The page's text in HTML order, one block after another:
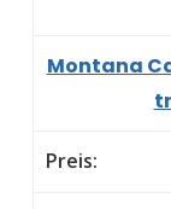
Montana